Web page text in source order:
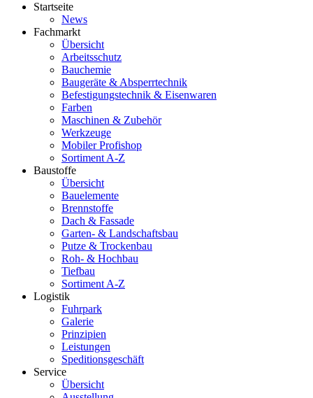
Startseite
News
Fachmarkt
Übersicht
Arbeitsschutz
Bauchemie
Baugeräte & Absperrtechnik
Befestigungstechnik & Eisenwaren
Farben
Maschinen & Zubehör
Werkzeuge
Mobiler Profishop
Sortiment A-Z
Baustoffe
Übersicht
Bauelemente
Brennstoffe
Dach & Fassade
Garten- & Landschaftsbau
Putze & Trockenbau
Roh- & Hochbau
Tiefbau
Sortiment A-Z
Logistik
Fuhrpark
Galerie
Prinzipien
Leistungen
Speditionsgeschäft
Service
Übersicht